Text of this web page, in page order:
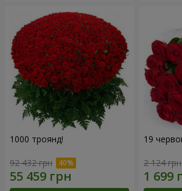
1000 троянд!
92 432 грн
19
2 124 грн